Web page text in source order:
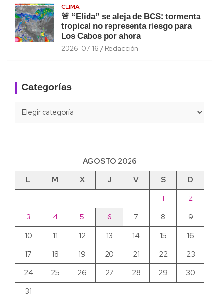
CLIMA
🚨 “Elida” se aleja de BCS: tormenta
tropical no representa riesgo para
Los Cabos por ahora
2026-07-16 Redacción
Categorías
AGOSTO 2026
L
M X J V S
D
1
2
3
4 5 6 7 8
9
10
11 12 13 14 15
16
17
18 19 20 21 22
23
24
25 26 27 28 29
30
31